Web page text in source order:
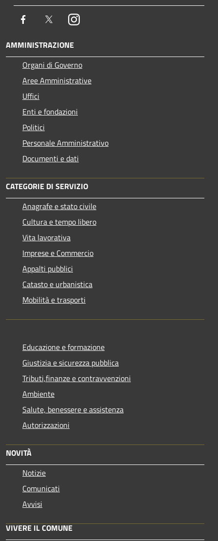
Facebook TwitterInstagram
AMMINISTRAZIONE
Organi di Governo
Aree Amministrative
Uffici
Enti e fondazioni
Politici
Personale Amministrativo
Documenti e dati
CATEGORIE DI SERVIZIO
Anagrafe e stato civile
Cultura e tempo libero
Vita lavorativa
Imprese e Commercio
Appalti pubblici
Catasto e urbanistica
Mobilità e trasporti
Educazione e formazione
Giustizia e sicurezza pubblica
Tributi,finanze e contravvenzioni
Ambiente
Salute, benessere e assistenza
Autorizzazioni
NOVITÀ
Notizie
Comunicati
Avvisi
VIVERE IL COMUNE